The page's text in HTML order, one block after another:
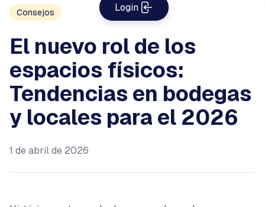
Login
Consejos
El nuevo rol de los
espacios físicos:
Tendencias en bodegas
y locales para el 2026
1 de abril de 2026